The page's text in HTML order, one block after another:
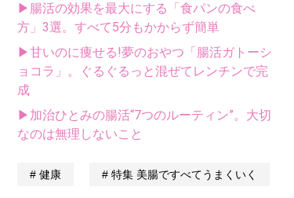
▶腸活の効果を最大にする「食パンの食べ
方」3選。すべて5分もかからず簡単
▶甘いのに痩せる!夢のおやつ「腸活ガトーシ
ョコラ」。ぐるぐるっと混ぜてレンチンで完
成
▶加治ひとみの腸活“7つのルーティン”。大切
なのは無理しないこと
健康 特集 美腸ですべてうまくいく